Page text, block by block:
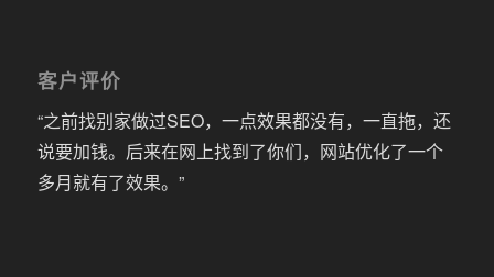
客户评价
“之前找别家做过SEO，一点效果都没有，一直拖，还
说要加钱。后来在网上找到了你们，网站优化了一个
多月就有了效果。”